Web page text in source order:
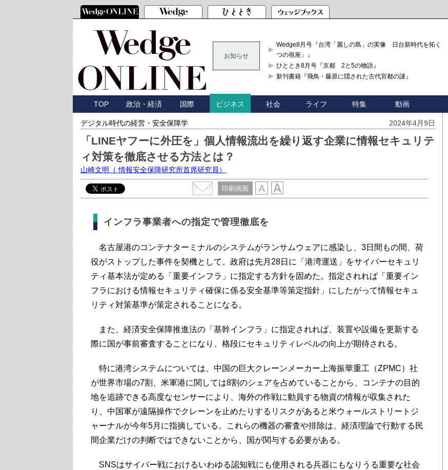
お知らせ
Wedge8月号『台湾「麗しの島」の実像 日台新時代を拓く「3
つの視座」』
ひととき8月号『京都 2と5の物語』
新刊書籍『飛鳥・藤原に隠された古代宮都の謎』
TOP 政治・経済 国際 ビジネス 社会 ライフ 特集 動画
デジタル時代の経営・安全保障学 2024年4月9日
「LINEヤフーに外圧を」個人情報流出を繰り返す企業に情報セキュリテ
ィ対策を徹底させる方法とは？
山崎文明 （ 情報安全保障研究所首席研究員）
印刷画面
インフラ事業者への指定で管理徹底を
名古屋港のコンテナターミナルのシステムがランサムウェアに感染し、3日間もの間、荷
役がストップした事件を契機として、政府は先月28日に「港湾運送」をサイバーセキュリ
ティ基本法が定める「重要インフラ」に指定する方針を固めた。指定されれば「重要イン
フラにおける情報セキュリティ確保に係る安全基準等策定指針」にしたがって情報セキュ
リティ対策基準が策定されることになる。
また、経済安全保障推進法の「基幹インフラ」に指定されれば、装置や設備を更新する
際に国が事前審査することになり、格段にセキュリティレベルの向上が期待される。
特に港湾システムについては、中国の巨大クレーンメーカー上海振華重工（ZPMC）社
が世界市場の7割、米軍港に関しては8割のシェアを占めていることから、コンテナの目的
地を追跡できる高度なセンサーにより、海外の作戦に動員する物資の情報が収集された
り、中国軍が遠隔操作でクレーンを止めたりするリスクがあると米ウォールストリートジ
ャーナルが今年5月に指摘している。これらの機器の審査や排除は、経済理論で行動する民
間企業だけの判断ではできないことから、国が関与する必要がある。
SNSはサイバー戦におけるいわゆる認知戦にも使用される兵器にもなりうる重要な社会